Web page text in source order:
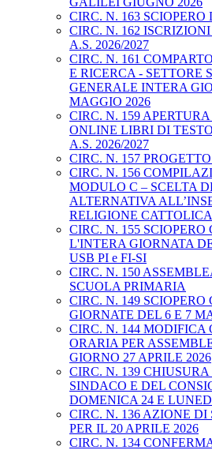
CIRC. N. 163
CIRC. N. 162
A.S. 2026/2027
CIRC. N. 161
E RICERCA - SETTORE
GENERALE INTERA
MAGGIO 2026
CIRC. N. 159
ONLINE LIBRI DI
A.S. 2026/2027
CIRC. N. 157
CIRC. N. 156
MODULO C – SCELTA
ALTERNATIVA
RELIGIONE CATTOLICA
CIRC. N. 155 SCIOPERO
L'INTERA GIORNATA
USB PI e FI-SI
CIRC. N. 150
SCUOLA PRIMARIA
CIRC. N. 149
GIORNATE DEL 6 E 7
CIRC. N. 144
ORARIA PER
GIORNO 27 APRILE 2026
CIRC. N. 139
SINDACO E DEL
DOMENICA 24 E
CIRC. N. 136 AZIONE DI
PER IL 20 APRILE 2026
CIRC. N. 134